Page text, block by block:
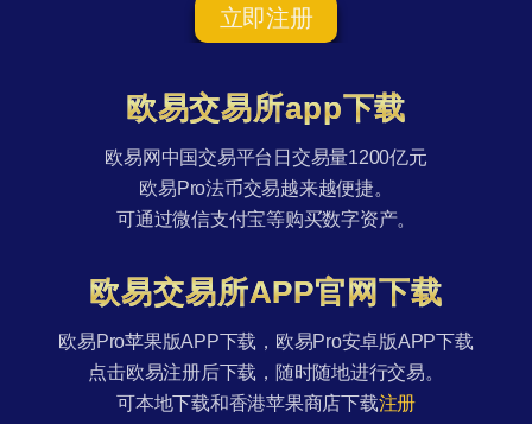
立即注册
欧易交易所app下载
欧易网中国交易平台日交易量1200亿元
欧易Pro法币交易越来越便捷。
可通过微信支付宝等购买数字资产。
欧易交易所APP官网下载
欧易Pro苹果版APP下载，欧易Pro安卓版APP下载
点击欧易注册后下载，随时随地进行交易。
可本地下载和香港苹果商店下载注册